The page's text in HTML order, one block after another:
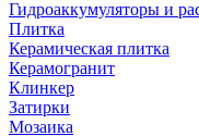
Гидроаккумуляторы и
Плитка
Керамическая плитка
Керамогранит
Клинкер
Затирки
Мозаика